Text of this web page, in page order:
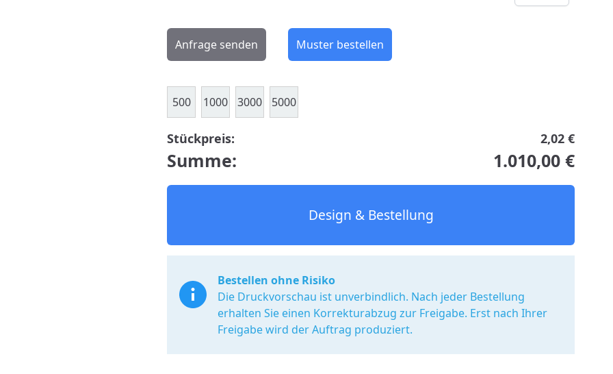
Anfrage senden Muster bestellen
500 1000 3000 5000
Stückpreis: 2,02 €
Summe: 1.010,00 €
Design & Bestellung
Bestellen ohne Risiko
Die Druckvorschau ist unverbindlich. Nach jeder Bestellung
erhalten Sie einen Korrekturabzug zur Freigabe. Erst nach Ihrer
Freigabe wird der Auftrag produziert.